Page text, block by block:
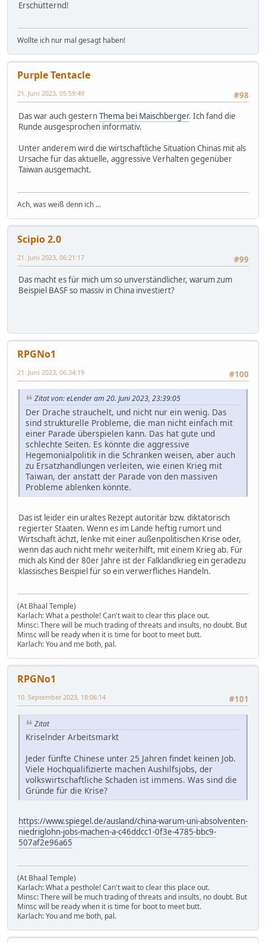
Erschütternd!
Wollte ich nur mal gesagt haben!
Purple Tentacle
#98
21. Juni 2023, 05:59:49
Das war auch gesternThema bei Maischberger. Ich fand die
Runde ausgesprochen informativ.
Unter anderem wird die wirtschaftliche Situation Chinas mit als
Ursache für das aktuelle, aggressive Verhalten gegenüber
Taiwan ausgemacht.
Ach, was weiß denn ich ...
Scipio 2.0
#99
21. Juni 2023, 06:21:17
Das macht es für mich um so unverständlicher, warum zum
Beispiel BASF so massiv in China investiert?
RPGNo1
#100
21. Juni 2023, 06:34:19
Zitat von: eLender am 20. Juni 2023, 23:39:05
Der Drache strauchelt, und nicht nur ein wenig. Das
sind strukturelle Probleme, die man nicht einfach mit
einer Parade überspielen kann. Das hat gute und
schlechte Seiten. Es könnte die aggressive
Hegemonialpolitik in die Schranken weisen, aber auch
zu Ersatzhandlungen verleiten, wie einen Krieg mit
Taiwan, der anstatt der Parade von den massiven
Probleme ablenken könnte.
Das ist leider ein uraltes Rezept autoritär bzw. diktatorisch
regierter Staaten. Wenn es im Lande heftig rumort und
Wirtschaft ächzt, lenke mit einer außenpolitischen Krise oder,
wenn das auch nicht mehr weiterhilft, mit einem Krieg ab. Für
mich als Kind der 80er Jahre ist der Falklandkrieg ein geradezu
klassisches Beispiel für so ein verwerfliches Handeln.
(At Bhaal Temple)
Karlach: What a pesthole! Can't wait to clear this place out.
Minsc: There will be much trading of threats and insults, no doubt. But
Minsc will be ready when it is time for boot to meet butt.
Karlach: You and me both, pal.
RPGNo1
#101
10. September 2023, 18:06:14
Zitat
Kriselnder Arbeitsmarkt
Jeder fünfte Chinese unter 25 Jahren findet keinen Job.
Viele Hochqualifizierte machen Aushilfsjobs, der
volkswirtschaftliche Schaden ist immens. Was sind die
Gründe für die Krise?
https://www.spiegel.de/ausland/china-warum-uni-absolventen-
niedriglohn-jobs-machen-a-c46ddcc1-0f3e-4785-bbc9-
507af2e96a65
(At Bhaal Temple)
Karlach: What a pesthole! Can't wait to clear this place out.
Minsc: There will be much trading of threats and insults, no doubt. But
Minsc will be ready when it is time for boot to meet butt.
Karlach: You and me both, pal.